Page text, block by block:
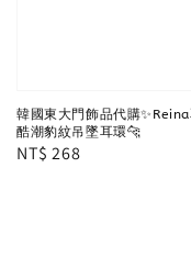
韓國東大門飾品代購
酷潮豹紋吊墜耳環🐆
Regular
NT$ 268